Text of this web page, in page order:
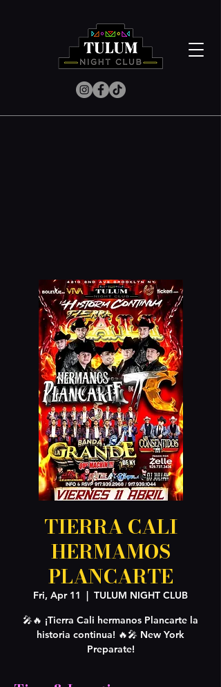
TIERRA CALI
HERMAMOS
PLANCARTE
Fri, Apr 11
  |
TULUM NIGHT CLUB
🎤🔥 ¡Tierra Cali hermanos Plancarte la
historia continua! 🔥🎤 New York
Preparate!